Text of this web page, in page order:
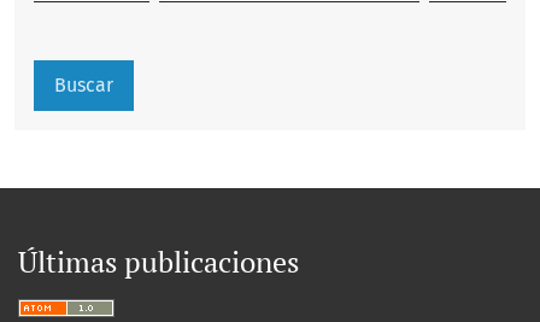
Buscar
Últimas publicaciones